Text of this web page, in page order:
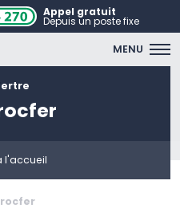
Appel gratuit
Depuis un poste fixe
MENU
l'accueil